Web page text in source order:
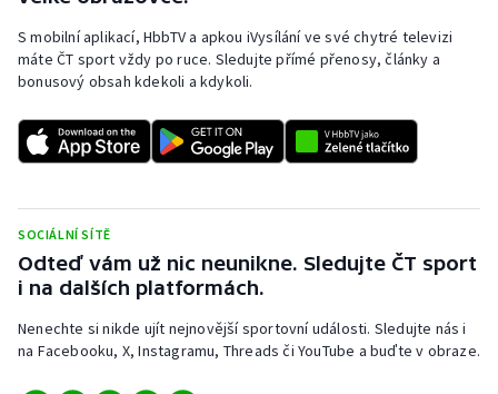
Rychlobruslení
Rychlostní kanoistika
Short track
Stolní tenis
Triatlon
Veslování
S mobilní aplikací, HbbTV a apkou iVysílání ve své chytré televizi
máte ČT sport vždy po ruce. Sledujte přímé přenosy, články a
bonusový obsah kdekoli a kdykoli.
SOCIÁLNÍ SÍTĚ
Odteď vám už nic neunikne. Sledujte ČT sport
i na dalších platformách.
Nenechte si nikde ujít nejnovější sportovní události. Sledujte nás i
na Facebooku, X, Instagramu, Threads či YouTube a buďte v obraze.